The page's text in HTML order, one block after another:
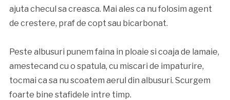
ajuta checul sa creasca. Mai ales ca nu folosim agent
de crestere, praf de copt sau bicarbonat.
Peste albusuri punem faina in ploaie si coaja de lamaie,
amestecand cu o spatula, cu miscari de impaturire,
tocmai ca sa nu scoatem aerul din albusuri. Scurgem
foarte bine stafidele intre timp.